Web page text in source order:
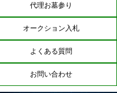
代理お墓参り
オークション入札
よくある質問
お問い合わせ